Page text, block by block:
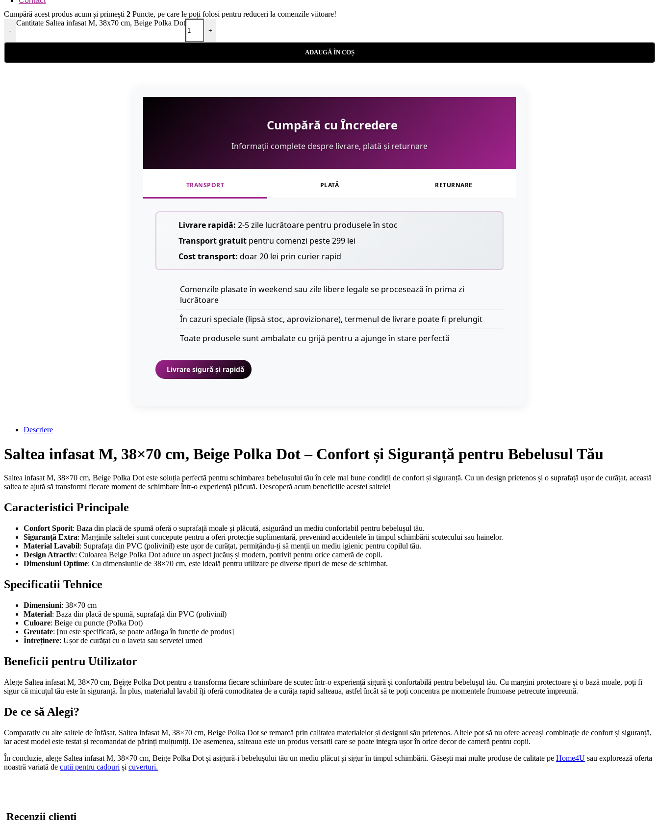
Cumpără acest produs acum și primești 2 Puncte, pe care le poți folosi pentru reduceri la comenzile viitoare!
-
Cantitate Saltea infasat M, 38x70 cm, Beige Polka Dot
+
ADAUGĂ ÎN COȘ
Cumpără cu Încredere
Informații complete despre livrare, plată și returnare
TRANSPORT PLATĂ RETURNARE
Livrare rapidă: 2-5 zile lucrătoare pentru produsele în stoc
Transport gratuit pentru comenzi peste 299 lei
Cost transport: doar 20 lei prin curier rapid
Comenzile plasate în weekend sau zile libere legale se procesează în prima zi
lucrătoare
În cazuri speciale (lipsă stoc, aprovizionare), termenul de livrare poate fi prelungit
Toate produsele sunt ambalate cu grijă pentru a ajunge în stare perfectă
Livrare sigură și rapidă
Descriere
Saltea infasat M, 38×70 cm, Beige Polka Dot – Confort și Siguranță pentru Bebelusul Tău
Saltea infasat M, 38×70 cm, Beige Polka Dot este soluția perfectă pentru schimbarea bebelușului tău în cele mai bune condiții de confort și siguranță. Cu un design prietenos și o suprafață ușor de curățat, această
saltea te ajută să transformi fiecare moment de schimbare într-o experiență plăcută. Descoperă acum beneficiile acestei saltele!
Caracteristici Principale
Confort Sporit: Baza din placă de spumă oferă o suprafață moale și plăcută, asigurând un mediu confortabil pentru bebelușul tău.
Siguranță Extra: Marginile saltelei sunt concepute pentru a oferi protecție suplimentară, prevenind accidentele în timpul schimbării scutecului sau hainelor.
Material Lavabil: Suprafața din PVC (polivinil) este ușor de curățat, permițându-ți să menții un mediu igienic pentru copilul tău.
Design Atractiv: Culoarea Beige Polka Dot aduce un aspect jucăuș și modern, potrivit pentru orice cameră de copii.
Dimensiuni Optime: Cu dimensiunile de 38×70 cm, este ideală pentru utilizare pe diverse tipuri de mese de schimbat.
Specificatii Tehnice
Dimensiuni: 38×70 cm
Material: Baza din placă de spumă, suprafață din PVC (polivinil)
Culoare: Beige cu puncte (Polka Dot)
Greutate: [nu este specificată, se poate adăuga în funcție de produs]
Întreținere: Ușor de curățat cu o laveta sau servetel umed
Beneficii pentru Utilizator
Alege Saltea infasat M, 38×70 cm, Beige Polka Dot pentru a transforma fiecare schimbare de scutec într-o experiență sigură și confortabilă pentru bebelușul tău. Cu margini protectoare și o bază moale, poți fi
sigur că micuțul tău este în siguranță. În plus, materialul lavabil îți oferă comoditatea de a curăța rapid salteaua, astfel încât să te poți concentra pe momentele frumoase petrecute împreună.
De ce să Alegi?
Comparativ cu alte saltele de înfășat, Saltea infasat M, 38×70 cm, Beige Polka Dot se remarcă prin calitatea materialelor și designul său prietenos. Altele pot să nu ofere aceeași combinație de confort și siguranță,
iar acest model este testat și recomandat de părinți mulțumiți. De asemenea, salteaua este un produs versatil care se poate integra ușor în orice decor de cameră pentru copii.
În concluzie, alege Saltea infasat M, 38×70 cm, Beige Polka Dot și asigură-i bebelușului tău un mediu plăcut și sigur în timpul schimbării. Găsești mai multe produse de calitate pe Home4U sau explorează oferta
noastră variată de cutii pentru cadouri și cuverturi.
Recenzii clienti